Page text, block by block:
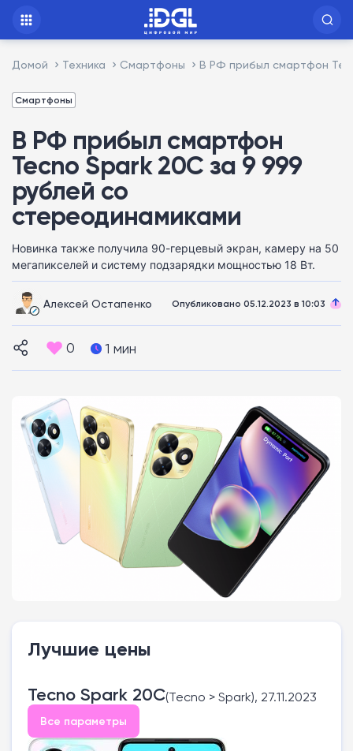
Домой Техника Смартфоны В РФ прибыл смартфон
Смартфоны
В РФ прибыл смартфон
Tecno Spark 20C за 9 999
рублей со
стереодинамиками
Новинка также получила 90-герцевый экран, камеру на 50
мегапикселей и систему подзарядки мощностью 18 Вт.
Алексей Остапенко Опубликовано 05.12.2023 в 10:03
0 1 мин
Лучшие цены
Tecno Spark 20C(Tecno > Spark), 27.11.2023
Все параметры